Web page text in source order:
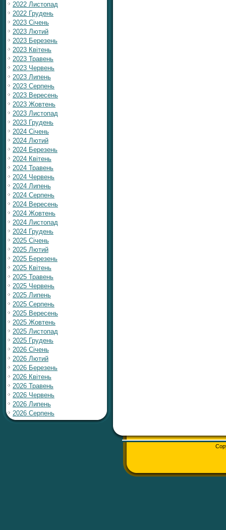
2022 Листопад
2022 Грудень
2023 Січень
2023 Лютий
2023 Березень
2023 Квітень
2023 Травень
2023 Червень
2023 Липень
2023 Серпень
2023 Вересень
2023 Жовтень
2023 Листопад
2023 Грудень
2024 Січень
2024 Лютий
2024 Березень
2024 Квітень
2024 Травень
2024 Червень
2024 Липень
2024 Серпень
2024 Вересень
2024 Жовтень
2024 Листопад
2024 Грудень
2025 Січень
2025 Лютий
2025 Березень
2025 Квітень
2025 Травень
2025 Червень
2025 Липень
2025 Серпень
2025 Вересень
2025 Жовтень
2025 Листопад
2025 Грудень
2026 Січень
2026 Лютий
2026 Березень
2026 Квітень
2026 Травень
2026 Червень
2026 Липень
2026 Серпень